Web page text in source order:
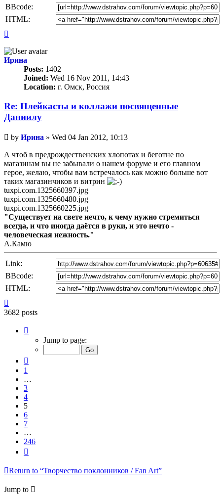
BBcode:
HTML:
Ирина
Posts: 1402
Joined: Wed 16 Nov 2011, 14:43
Location: г. Омск, Россия
Re: Плейкасты и коллажи посвященные
Даниилу
Unread
post
by Ирина » Wed 04 Jan 2012, 10:13
А чтоб в предрождественских хлопотах и беготне по
магазинам вы не забывали о нашем форуме и его главном
герое, желаю, чтобы вам встречалось как можно больше вот
таких магазинчиков и витрин
tuxpi.com.1325660397.jpg
tuxpi.com.1325660480.jpg
tuxpi.com.1325660225.jpg
"Существует на свете нечто, к чему нужно стремиться
всегда, и что иногда даётся в руки, и это нечто -
человеческая нежность."
А.Камю
Link:
BBcode:
HTML:
3682 posts
Jump to page:
1
…
3
4
5
6
7
…
246
Return to “Творчество поклонников / Fan Art”
Jump to